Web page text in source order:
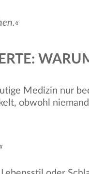
Medizin nur
obwohl